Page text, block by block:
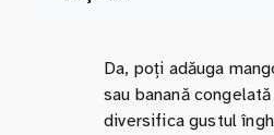
Da, poți adăuga
sau banană
diversifica gustul